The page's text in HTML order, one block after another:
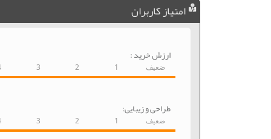
امتیاز کاربران
ارزش خرید :
ضعیف 1
2
3
طراحی و زیبایی:
ضعیف 1
2
3